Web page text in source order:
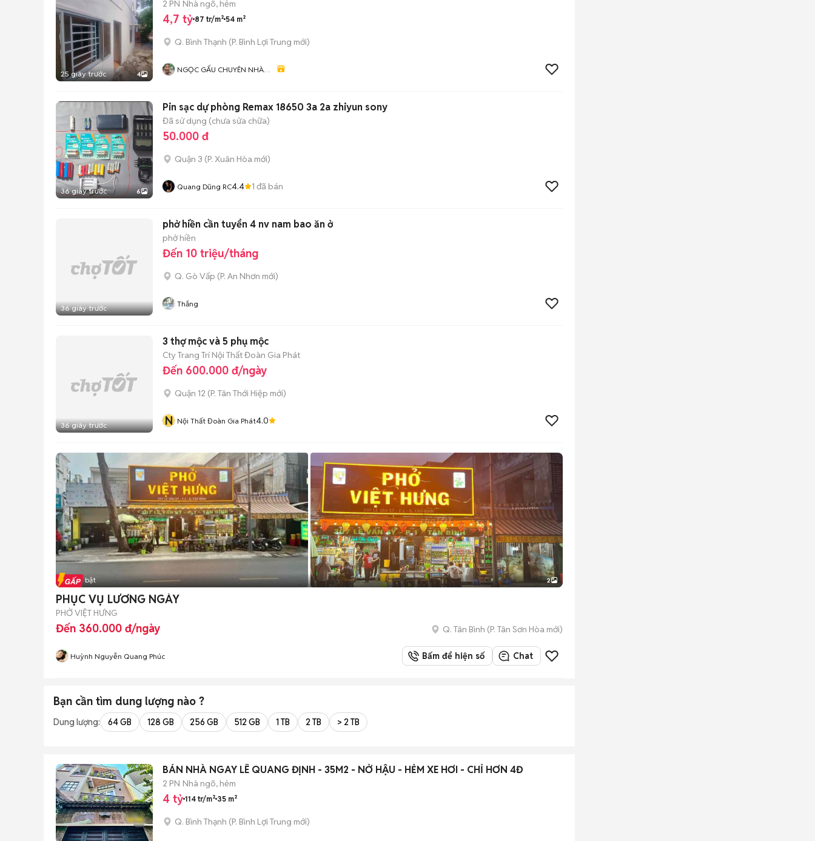
25 giây trước 4
2 PN Nhà ngõ, hẻm
4,7 tỷ 87 tr/m² 54 m²
Q. Bình Thạnh (P. Bình Lợi Trung mới)
NGỌC GẤU CHUYÊN NHÀ
36 giây trước 6
Pin sạc dự phòng Remax 18650 3a 2a zhiyun sony
Đã sử dụng (chưa sửa chữa)
50.000 đ
Quận 3 (P. Xuân Hòa mới)
Quang Dũng RC4.4 1 đã bán
36 giây trước
phở hiền cần tuyển 4 nv nam bao ăn ở
phở hiền
Đến 10 triệu/tháng
Q. Gò Vấp (P. An Nhơn mới)
Thắng
36 giây trước
3 thợ mộc và 5 phụ mộc
Cty Trang Trí Nội Thất Đoàn Gia Phát
Đến 600.000 đ/ngày
Quận 12 (P. Tân Thới Hiệp mới)
N Nội Thất Đoàn Gia Phát4.0
Tin nổi bật 2
PHỤC VỤ LƯƠNG NGÀY
PHỞ VIỆT HƯNG
Đến 360.000 đ/ngày Q. Tân Bình (P. Tân Sơn Hòa mới)
Huỳnh Nguyễn Quang Phúc Bấm để hiện số Chat
Bạn cần tìm dung lượng nào ?
Dung lượng: 64 GB 128 GB 256 GB 512 GB 1 TB 2 TB > 2 TB
BÁN NHÀ NGAY LÊ QUANG ĐỊNH - 35M2 - NỞ HẬU - HẺM XE HƠI - CHỈ HƠN 4Đ
2 PN Nhà ngõ, hẻm
4 tỷ 114 tr/m² 35 m²
Q. Bình Thạnh (P. Bình Lợi Trung mới)